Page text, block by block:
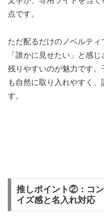
点です。
ただ配るだけのノベルティ
「誰かに見せたい」と感
残りやすいのが魅力です
も自然に取り入れやすく
す。
推しポイント②：コ
イズ感と名入れ対応